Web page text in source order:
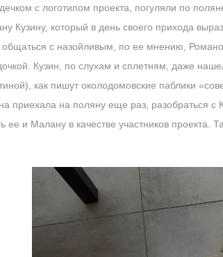
с логотипом проекта, погуляли по
Кузину, который в день своего прихода
общаться с назойливым, по ее мнению,
Кузин, по слухам и сплетням, даже
как пишут околодомовские паблики
приехала на поляну еще раз, разобраться
ее и Малану в качестве участников